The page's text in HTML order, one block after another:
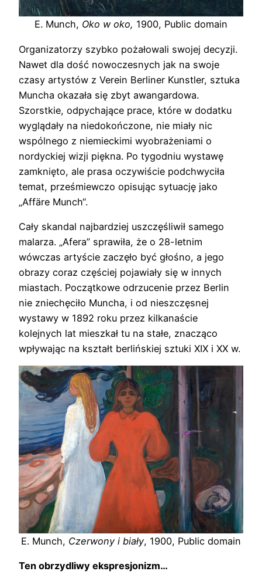
E. Munch, Oko w oko, 1900, Public domain
Organizatorzy szybko pożałowali swojej decyzji.
Nawet dla dość nowoczesnych jak na swoje
czasy artystów z Verein Berliner Kunstler, sztuka
Muncha okazała się zbyt awangardowa.
Szorstkie, odpychające prace, które w dodatku
wyglądały na niedokończone, nie miały nic
wspólnego z niemieckimi wyobrażeniami o
nordyckiej wizji piękna. Po tygodniu wystawę
zamknięto, ale prasa oczywiście podchwyciła
temat, prześmiewczo opisując sytuację jako
„Affäre Munch“.
Cały skandal najbardziej uszczęśliwił samego
malarza. „Afera” sprawiła, że o 28-letnim
wówczas artyście zaczęło być głośno, a jego
obrazy coraz częściej pojawiały się w innych
miastach. Początkowe odrzucenie przez Berlin
nie zniechęciło Muncha, i od nieszczęsnej
wystawy w 1892 roku przez kilkanaście
kolejnych lat mieszkał tu na stałe, znacząco
wpływając na kształt berlińskiej sztuki XIX i XX w.
E. Munch, Czerwony i biały, 1900, Public domain
Ten obrzydliwy ekspresjonizm…